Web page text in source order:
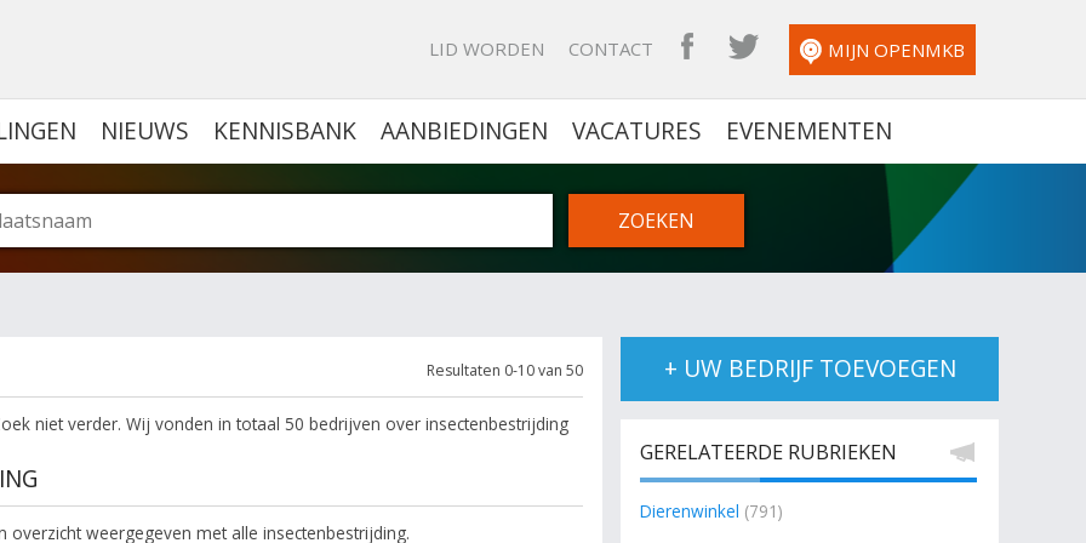
LID WORDEN CONTACT OPENMKB FACEBOOK
OPENMKB TWITTER
MIJN OPENMKB
NIEUWS KENNISBANK AANBIEDINGEN VACATURES EVENEMENTEN
Resultaten 0-10 van 50
niet verder. Wij vonden in totaal 50 bedrijven over insectenbestrijding
weergegeven met alle insectenbestrijding.
+ UW BEDRIJF TOEVOEGEN
GERELATEERDE RUBRIEKEN
Dierenwinkel (791)